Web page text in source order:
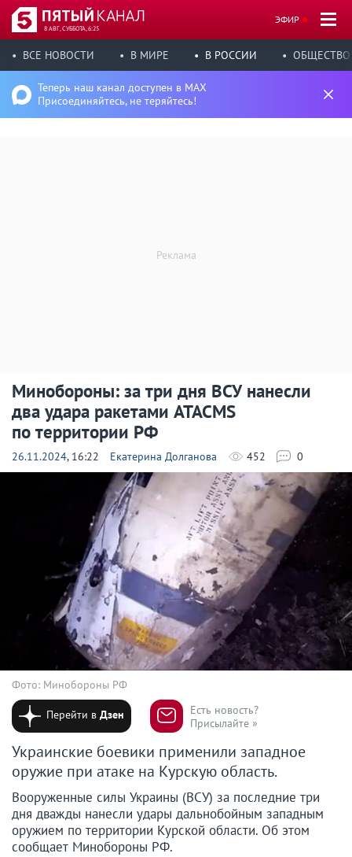
8 АВГ, СУББОТА, 6:25
ЭФИР
ВСЕ НОВОСТИ В МИРЕ В РОССИИ ОБЩЕСТВО
Теперь наш канал доступен в MAX
Присоединяйтесь, не теряйтесь!
Минобороны: за три дня ВСУ нанесли
два удара ракетами ATACMS
по территории РФ
26.11.2024, 16:22 Екатерина Долганова 452 0
Фото: Минобороны РФ
Перейти вДзен
Есть новость?
Присылайте »
Украинские боевики применили западное
оружие при атаке на Курскую область.
Вооруженные силы Украины (ВСУ) за последние три
дня дважды нанесли удары дальнобойным западным
оружием по территории Курской области. Об этом
сообщает Минобороны РФ.